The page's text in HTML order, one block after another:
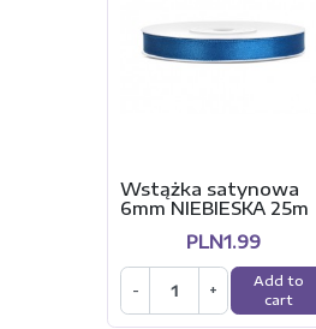
Wstążka satynowa
6mm NIEBIESKA 25m
PLN1.99
- +
Add to
cart